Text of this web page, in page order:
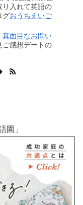
り入れて英語の
グおうちえいご
真面目なお問い
ご感想デートの
園」